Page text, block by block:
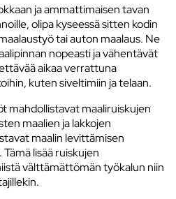
ja ammattimaisen tavan
olipa kyseessä sitten kodin
tai auton maalaus. Ne
nopeasti ja vähentävät
aikaa verrattuna
kuten siveltimiin ja telaan.
mahdollistavat maaliruiskujen
maalien ja lakkojen
maalin levittämisen
lisää ruiskujen
välttämättömän työkalun niin